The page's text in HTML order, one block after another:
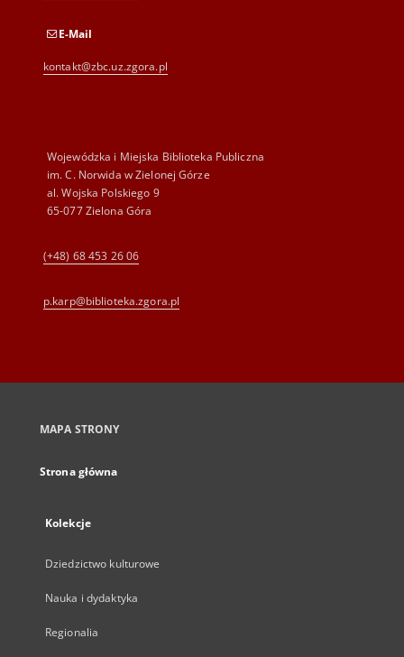
E-Mail
kontakt@zbc.uz.zgora.pl
Wojewódzka i Miejska Biblioteka Publiczna
im. C. Norwida w Zielonej Górze
al. Wojska Polskiego 9
65-077 Zielona Góra
(+48) 68 453 26 06
p.karp@biblioteka.zgora.pl
MAPA STRONY
Strona główna
Kolekcje
Dziedzictwo kulturowe
Nauka i dydaktyka
Regionalia